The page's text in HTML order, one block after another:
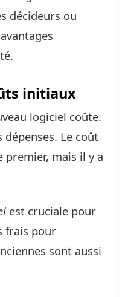
décideurs ou
initiaux
logiciel coûte.
Le coût
premier, mais il y a
est cruciale pour
frais pour
sont aussi